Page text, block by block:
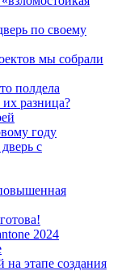
по своему
мы собрали
полдела
разница?
году
с
2024
на этапе создания